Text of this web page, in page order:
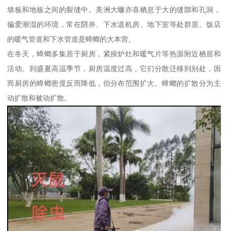
墙板和地板之间的裂缝中。美洲大蠊亦喜栖息于大的缝隙和孔洞，
偏爱潮湿的环境，常在阴井、下水道机房、地下室等处群居。饭店
的暖气管道和下水管道是蟑螂的大本营。
在冬天，蟑螂多集居于厨房，紧挨炉灶和暖气片等热源附近栖居和
活动。到盛夏高温季节，厨房温度过高，它们分散迁移到别处，因
而厨房的蟑螂密度反而降低，但分布范围扩大。蟑螂的扩散分为主
动扩散和被动扩散。